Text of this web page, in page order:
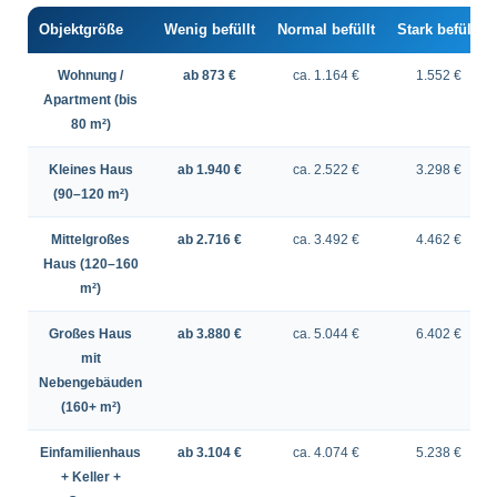
Objektgröße Wenig befüllt Normal befüllt Stark befüllt
Wohnung /
Apartment (bis
80 m²)
ab 873 € ca. 1.164 € 1.552 €
Kleines Haus
(90–120 m²)
ab 1.940 € ca. 2.522 € 3.298 €
Mittelgroßes
Haus (120–160
m²)
ab 2.716 € ca. 3.492 € 4.462 €
Großes Haus
mit
Nebengebäuden
(160+ m²)
ab 3.880 € ca. 5.044 € 6.402 €
Einfamilienhaus
+ Keller +
ab 3.104 € ca. 4.074 € 5.238 €